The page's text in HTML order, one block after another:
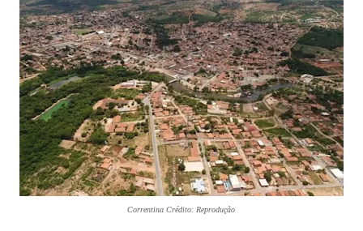
Correntina Crédito: Reprodução